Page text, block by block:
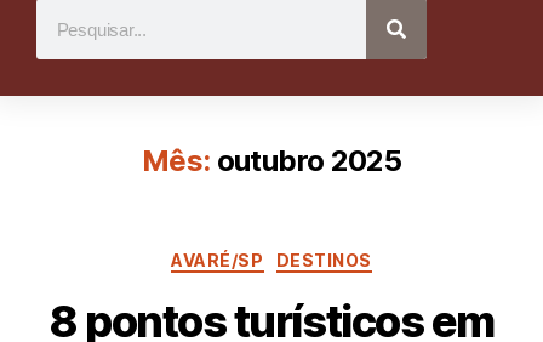
Mês: outubro 2025
AVARÉ/SP DESTINOS
8 pontos turísticos em